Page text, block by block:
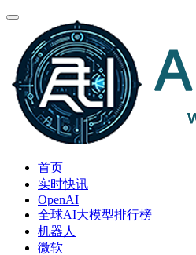
首页
实时快讯
OpenAI
全球AI大模型排行榜
机器人
微软